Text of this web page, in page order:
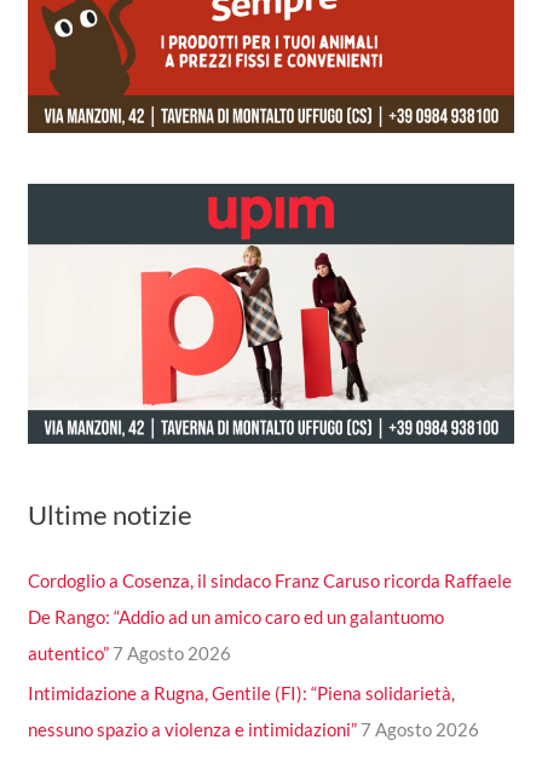
Ultime notizie
Cordoglio a Cosenza, il sindaco Franz Caruso ricorda Raffaele
De Rango: “Addio ad un amico caro ed un galantuomo
autentico” 7 Agosto 2026
Intimidazione a Rugna, Gentile (FI): “Piena solidarietà,
nessuno spazio a violenza e intimidazioni” 7 Agosto 2026